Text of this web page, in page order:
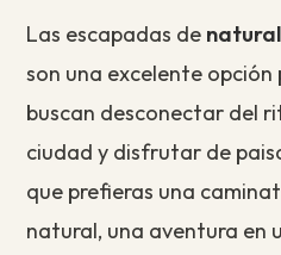
Las escapadas de
son una excelente
buscan desconectar del
ciudad y disfrutar de
que prefieras una
natural, una aventura en